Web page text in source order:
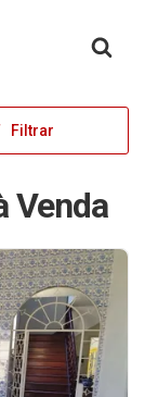
Filtrar
Venda